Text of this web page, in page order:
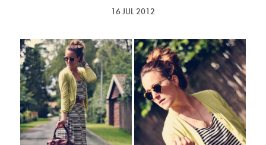
16 JUL 2012